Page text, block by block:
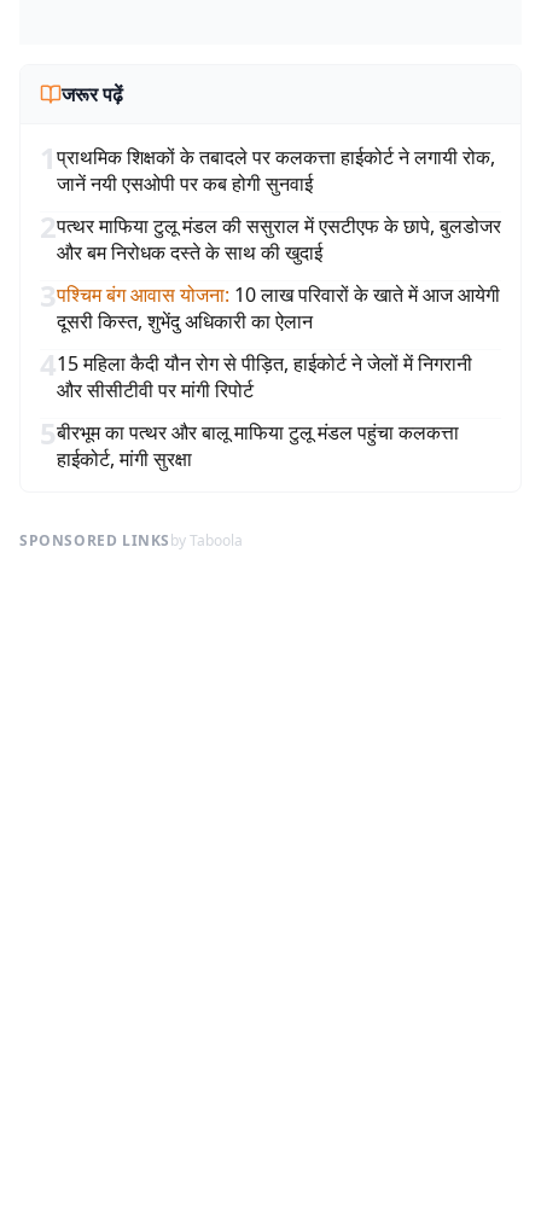
जरूर पढ़ें
1प्राथमिक शिक्षकों के तबादले पर कलकत्ता हाईकोर्ट ने लगायी रोक,
जानें नयी एसओपी पर कब होगी सुनवाई
2पत्थर माफिया टुलू मंडल की ससुराल में एसटीएफ के छापे, बुलडोजर
और बम निरोधक दस्ते के साथ की खुदाई
3पश्चिम बंग आवास योजना: 10 लाख परिवारों के खाते में आज आयेगी
दूसरी किस्त, शुभेंदु अधिकारी का ऐलान
415 महिला कैदी यौन रोग से पीड़ित, हाईकोर्ट ने जेलों में निगरानी
और सीसीटीवी पर मांगी रिपोर्ट
5बीरभूम का पत्थर और बालू माफिया टुलू मंडल पहुंचा कलकत्ता
हाईकोर्ट, मांगी सुरक्षा
SPONSORED LINKSby Taboola